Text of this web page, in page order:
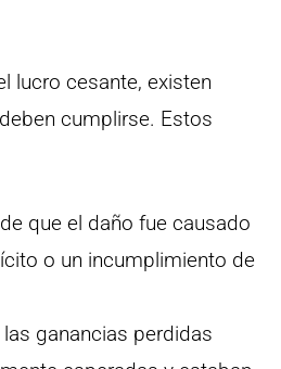
lucro cesante, existen
cumplirse. Estos
que el daño fue causado
o un incumplimiento de
ganancias perdidas